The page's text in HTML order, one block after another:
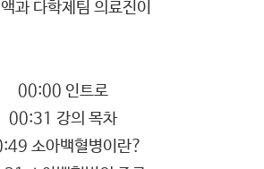
과 다학제팀 의료진이
00:00 인트로
00:31 강의 목차
소아백혈병이란?